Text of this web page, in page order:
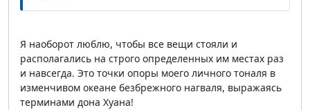
Я наоборот люблю, чтобы все вещи стояли и
располагались на строго определенных им местах раз
и навсегда. Это точки опоры моего личного тоналя в
изменчивом океане безбрежного нагваля, выражаясь
терминами дона Хуана!